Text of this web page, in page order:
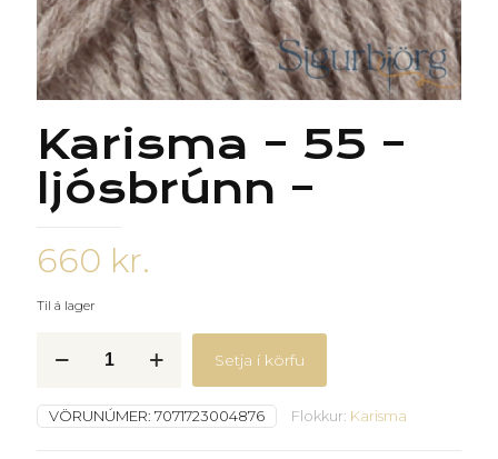
Karisma – 55 –
ljósbrúnn –
660 kr.
Til á lager
-
ljósbrúnn
Setja í körfu
VÖRUNÚMER: 7071723004876 Flokkur: Karisma